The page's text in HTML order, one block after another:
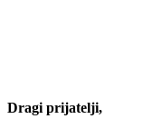
Dragi prijatelji,